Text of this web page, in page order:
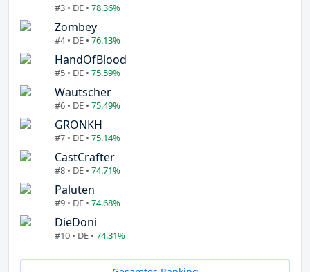
#3 • DE • 78.36%
Zombey
#4 • DE • 76.13%
HandOfBlood
#5 • DE • 75.59%
Wautscher
#6 • DE • 75.49%
GRONKH
#7 • DE • 75.14%
CastCrafter
#8 • DE • 74.71%
Paluten
#9 • DE • 74.68%
DieDoni
#10 • DE • 74.31%